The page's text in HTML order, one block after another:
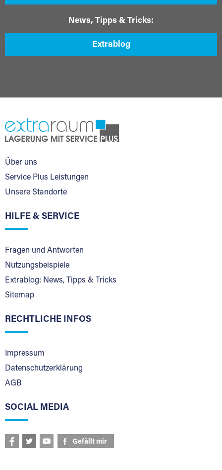
News, Tipps & Tricks:
Extrablog
Über uns
Service Plus Leistungen
Unsere Standorte
HILFE & SERVICE
Fragen und Antworten
Nutzungsbeispiele
Extrablog: News, Tipps & Tricks
Sitemap
RECHTLICHE INFOS
Impressum
Datenschutzerklärung
AGB
SOCIAL MEDIA
Gefällt mir